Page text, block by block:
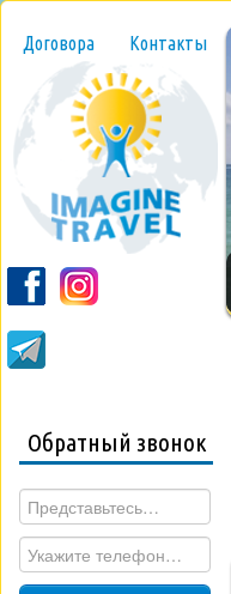
Договора Контакты
Обратный звонок